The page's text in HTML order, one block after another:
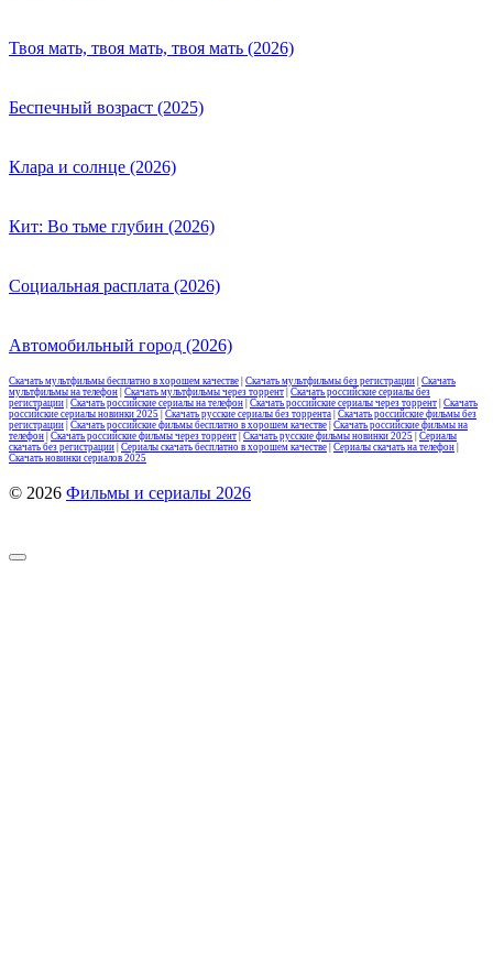
Твоя мать, твоя мать, твоя мать (2026)
Беспечный возраст (2025)
Клара и солнце (2026)
Кит: Во тьме глубин (2026)
Социальная расплата (2026)
Автомобильный город (2026)
Скачать мультфильмы бесплатно в хорошем качестве Скачать мультфильмы без регистрации Скачать
мультфильмы на телефон Скачать мультфильмы через торрент Скачать российские сериалы без
регистрации Скачать российские сериалы на телефон Скачать российские сериалы через торрент Скачать
российские сериалы новинки 2025
Скачать русские сериалы без торрента Скачать российские фильмы без
регистрации Скачать российские фильмы бесплатно в хорошем качестве Скачать российские фильмы на
телефон Скачать российские фильмы через торрент Скачать русские фильмы новинки 2025
Сериалы
скачать без регистрации Сериалы скачать бесплатно в хорошем качестве Сериалы скачать на телефон
Скачать новинки сериалов 2025
© 2026 Фильмы и сериалы 2026